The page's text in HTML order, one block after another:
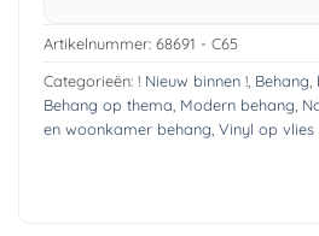
Artikelnummer: 68691 - C65
Categorieën: ! Nieuw binnen !, Behang,
Behang op thema, Modern behang,
en woonkamer behang, Vinyl op vlies